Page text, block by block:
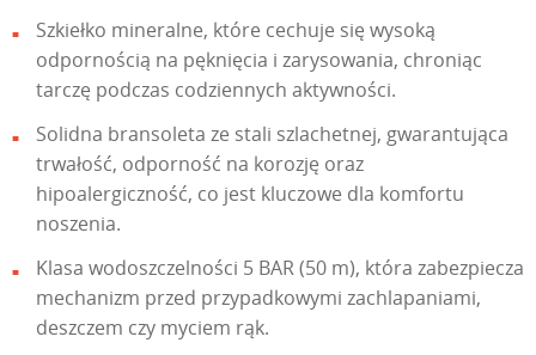
Szkiełko mineralne, które cechuje się wysoką
odpornością na pęknięcia i zarysowania, chroniąc
tarczę podczas codziennych aktywności.
Solidna bransoleta ze stali szlachetnej, gwarantująca
trwałość, odporność na korozję oraz
hipoalergiczność, co jest kluczowe dla komfortu
noszenia.
Klasa wodoszczelności 5 BAR (50 m), która zabezpiecza
mechanizm przed przypadkowymi zachlapaniami,
deszczem czy myciem rąk.